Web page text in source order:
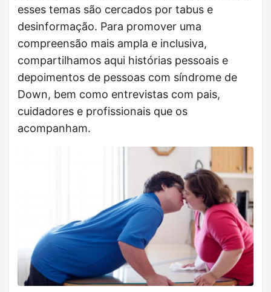
esses temas são cercados por tabus e
desinformação. Para promover uma
compreensão mais ampla e inclusiva,
compartilhamos aqui histórias pessoais e
depoimentos de pessoas com síndrome de
Down, bem como entrevistas com pais,
cuidadores e profissionais que os
acompanham.